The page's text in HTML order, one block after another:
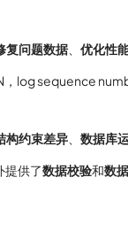
复问题数据、 优化性
log sequence
构约束差异
数据库
提供了数据校验和数